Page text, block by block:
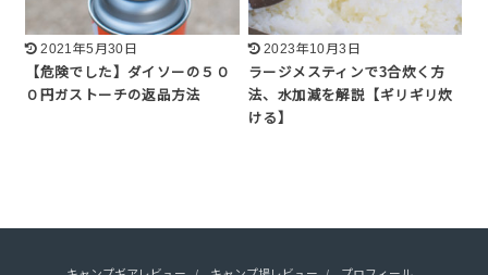
2021年5月30日
【危険でした】ダイソーの５０
０円ガストーチの返品方法
2023年10月3日
ラージメスティンで3合炊く方
法、水加減を解説【ギリギリ炊
ける】